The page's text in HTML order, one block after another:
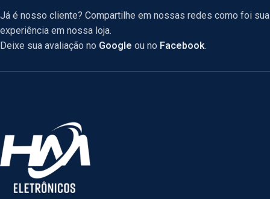
Já é nosso cliente? Compartilhe em nossas redes como foi sua
experiência em nossa loja.
Deixe sua avaliação no Google ou no Facebook.